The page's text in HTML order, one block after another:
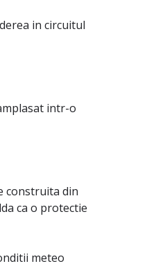
in circuitul
intr-o
construita din
ca o protectie
meteo